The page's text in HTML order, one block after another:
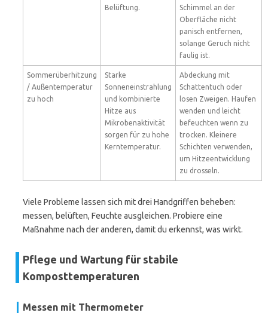
Belüftung.
Schimmel an der
Oberfläche nicht
panisch entfernen,
solange Geruch nicht
faulig ist.
Sommerüberhitzung
/ Außentemperatur
zu hoch
Starke
Sonneneinstrahlung
und kombinierte
Hitze aus
Mikrobenaktivität
sorgen für zu hohe
Kerntemperatur.
Abdeckung mit
Schattentuch oder
losen Zweigen. Haufen
wenden und leicht
befeuchten wenn zu
trocken. Kleinere
Schichten verwenden,
um Hitzeentwicklung
zu drosseln.
Viele Probleme lassen sich mit drei Handgriffen beheben:
messen, belüften, Feuchte ausgleichen. Probiere eine
Maßnahme nach der anderen, damit du erkennst, was wirkt.
Pflege und Wartung für stabile
Komposttemperaturen
Messen mit Thermometer